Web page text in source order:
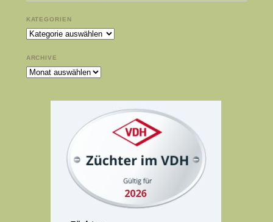
KATEGORIEN
Kategorien
ARCHIVE
Archive